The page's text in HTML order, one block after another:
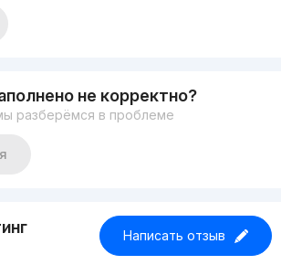
не корректно?
разберёмся в проблеме
Написать отзыв